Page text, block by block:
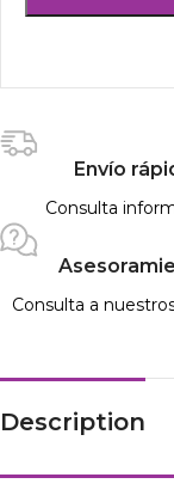
Envío
Consulta
Consulta a
Description